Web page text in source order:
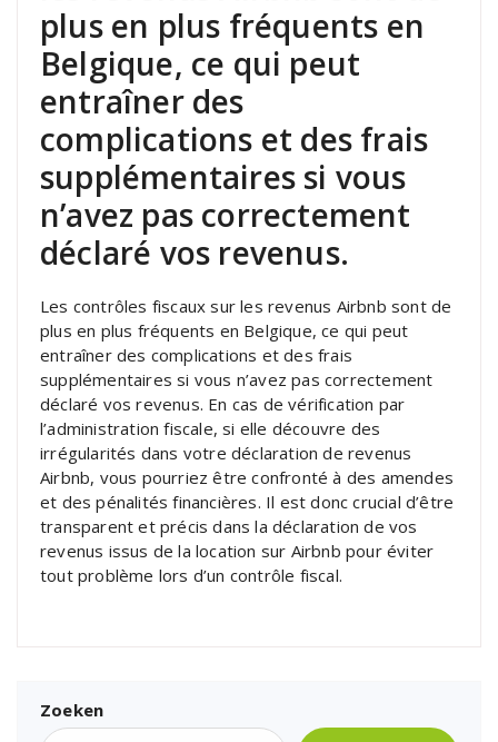
plus en plus fréquents en
Belgique, ce qui peut
entraîner des
complications et des frais
supplémentaires si vous
n’avez pas correctement
déclaré vos revenus.
Les contrôles fiscaux sur les revenus Airbnb sont de
plus en plus fréquents en Belgique, ce qui peut
entraîner des complications et des frais
supplémentaires si vous n’avez pas correctement
déclaré vos revenus. En cas de vérification par
l’administration fiscale, si elle découvre des
irrégularités dans votre déclaration de revenus
Airbnb, vous pourriez être confronté à des amendes
et des pénalités financières. Il est donc crucial d’être
transparent et précis dans la déclaration de vos
revenus issus de la location sur Airbnb pour éviter
tout problème lors d’un contrôle fiscal.
Zoeken